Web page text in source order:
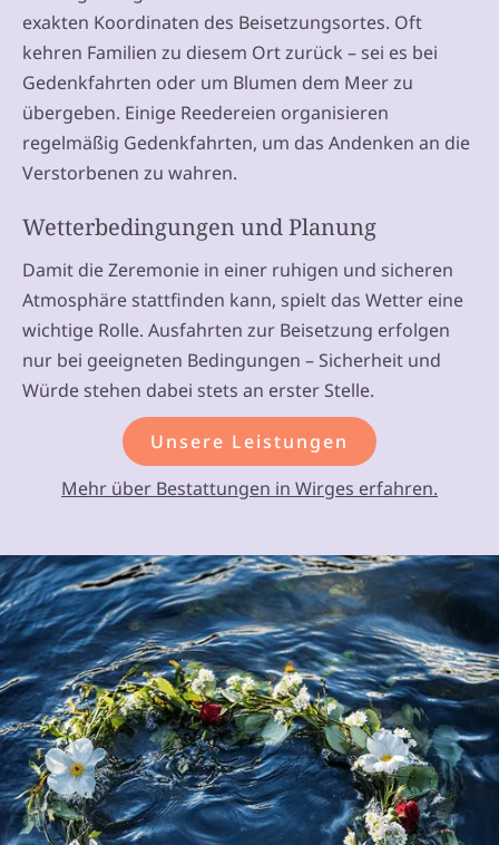
exakten Koordinaten des Beisetzungsortes. Oft
kehren Familien zu diesem Ort zurück – sei es bei
Gedenkfahrten oder um Blumen dem Meer zu
übergeben. Einige Reedereien organisieren
regelmäßig Gedenkfahrten, um das Andenken an die
Verstorbenen zu wahren.
Wetterbedingungen und Planung
Damit die Zeremonie in einer ruhigen und sicheren
Atmosphäre stattfinden kann, spielt das Wetter eine
wichtige Rolle. Ausfahrten zur Beisetzung erfolgen
nur bei geeigneten Bedingungen – Sicherheit und
Würde stehen dabei stets an erster Stelle.
Unsere Leistungen
Mehr über Bestattungen in Wirges erfahren.